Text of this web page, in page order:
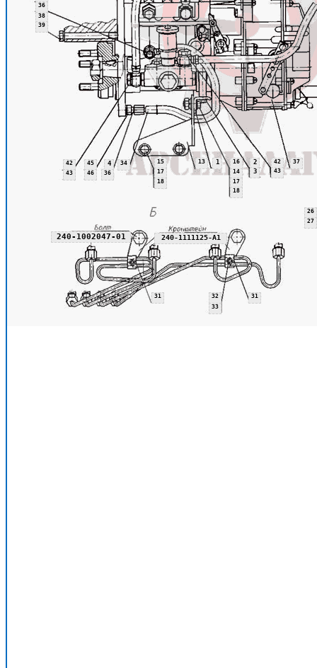
240-1002047-01 240-1111125-А1
1
2
3
4
13
14
15
16
17
17
18
18
26
27
31 31
32
33
34
36
36
37
38
39
42
42
43
43
45
46